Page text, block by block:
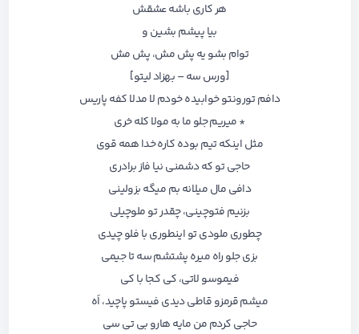
هر کاری باشه عشقش
بیا پیشم بشین و
توام بشو یه پش مش، پش مش
[ورس سه – بهزاد لیتو]
دافم تورونتو خوابیده خودم لا مدلا کفه پاریس
* میریم جلو ما به مولا کله خری
مثل اینکه تیم بوده کاره خدا همه قوی
حاجی تو که دشمنی نیا فاز برادری
دافی مال میلانه بم میگه بزولینی
بزنیم فتوچینی، چقدر تو ملوچیلی
چطوری ملودی تو اینطوری با فلو چیدی
بزی جلو راه میره پشتشم سه تا جیمی
فیموسو لاتی، کی کجا با کی
میشم قرمزو قاطی دیدی فیستو پاچید، اَه
حاجی کردم من مایه هارو بی تی سی